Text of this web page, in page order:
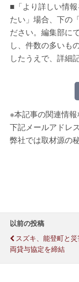
■「より詳しい情
たい」場合、下の
ださい。編集部に
し、件数の多いも
したうえで、詳細
※本記事の関連情
下記メールアドレ
弊社では取材源の
以前の投稿
スズキ、能登町と
両貸与協定を締結